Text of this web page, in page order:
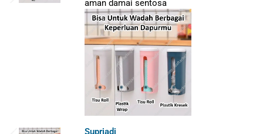
aman damai sentosa
Supriadi